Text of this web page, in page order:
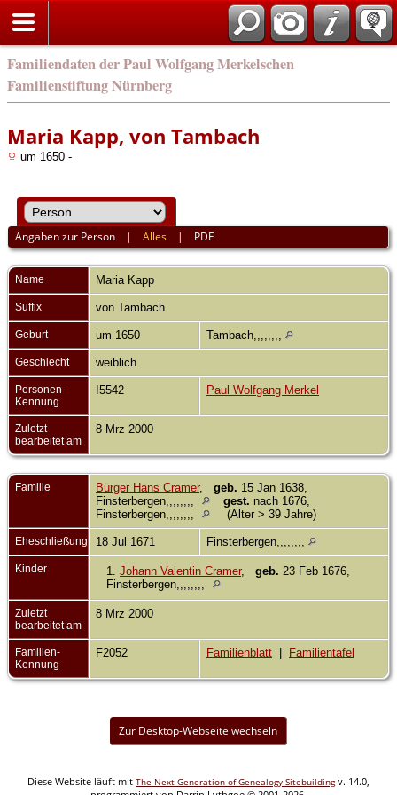
Familiendaten der Paul Wolfgang Merkelschen
Familienstiftung Nürnberg
Maria Kapp, von Tambach
um 1650 -
Angaben zur Person |Alles | PDF
Name Maria Kapp
Suffix von Tambach
Geburt um 1650 Tambach,,,,,,,,
Geschlecht weiblich
Personen-
Kennung
I5542 Paul Wolfgang Merkel
Zuletzt
bearbeitet am
8 Mrz 2000
Familie Bürger Hans Cramer, geb. 15 Jan 1638,
Finsterbergen,,,,,,,,
gest. nach 1676,
Finsterbergen,,,,,,,,
(Alter > 39 Jahre)
Eheschließung 18 Jul 1671 Finsterbergen,,,,,,,,
Kinder 1. Johann Valentin Cramer, geb. 23 Feb 1676,
Finsterbergen,,,,,,,,
Zuletzt
bearbeitet am
8 Mrz 2000
Familien-
Kennung
F2052 Familienblatt Familientafel
Zur Desktop-Webseite wechseln
Diese Website läuft mit The Next Generation of Genealogy Sitebuildingv. 14.0,